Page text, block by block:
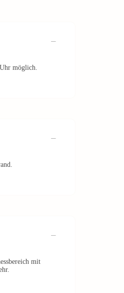
möglich.
mit